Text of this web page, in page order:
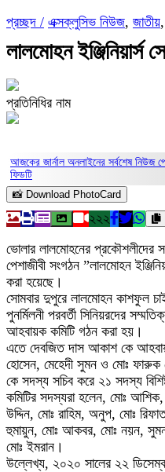
প্রচ্ছদ / এক্সক্লুসিভ নিউজ, জাতীয়,
লালমোহন ইঞ্জিনিয়ার্স
প্রতিনিধির নাম
আজকের জার্নাল অনলাইনের সর্বশেষ নিউজ
ফিডটি
📸 Download PhotoCard
২২২
ভোলার লালমোহনের প্রকৌশলীদের
পেশাজীবী সংগঠন ‍”লালমোহন
করা হয়েছে।
সোমবার দুপুরে লালমোহন কাশফুল
পুনর্মিলনী পরবর্তী সিনিয়রদের
আহবায়ক কমিটি গঠন করা হয়।
এতে দেবজিত দাস আকাশ কে
হোসেন, মেহেদী সুমন ও মোঃ ফারুক
কে সদস্য সচিব করে ২১ সদস্য
কমিটির সদস্যরা হলেন, মোঃ
উদ্দিন, মোঃ রাহিম, অনুপ, মোঃ
হুমায়ুন, মোঃ আকবর, মোঃ নয়ন,
মোঃ ইমরান।
উল্লেখ্য, ২০২০ সালের ২২